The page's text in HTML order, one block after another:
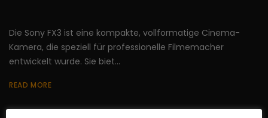
Die Sony FX3 ist eine kompakte, vollformatige Cinema-
Kamera, die speziell für professionelle Filmemacher
entwickelt wurde. Sie biet...
READ MORE